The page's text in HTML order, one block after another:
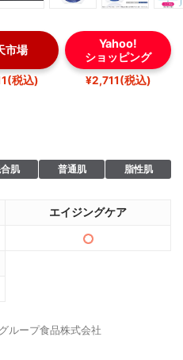
市場
税込)
Yahoo!
ショッピング
¥2,711(税込)
肌 普通肌 脂性肌
エイジングケア
ループ食品株式会社